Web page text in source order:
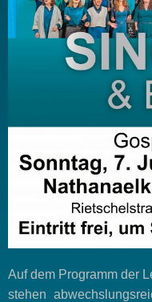
Auf dem Programm der
stehen